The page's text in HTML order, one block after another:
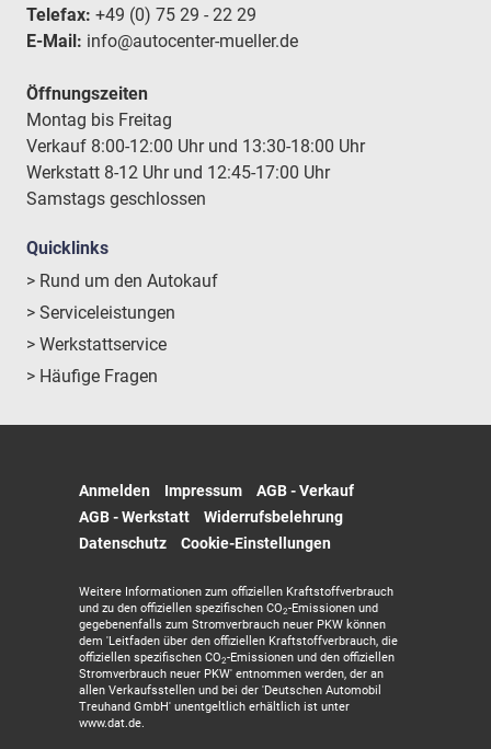
Telefax: +49 (0) 75 29 - 22 29
E-Mail: info@autocenter-mueller.de
Öffnungszeiten
Montag bis Freitag
Verkauf 8:00-12:00 Uhr und 13:30-18:00 Uhr
Werkstatt 8-12 Uhr und 12:45-17:00 Uhr
Samstags geschlossen
Quicklinks
> Rund um den Autokauf
> Serviceleistungen
> Werkstattservice
> Häufige Fragen
Anmelden Impressum
AGB - Verkauf
AGB - Werkstatt
Widerrufsbelehrung
Datenschutz
Cookie-Einstellungen
Weitere Informationen zum offiziellen Kraftstoffverbrauch
und zu den offiziellen spezifischen CO2-Emissionen und
gegebenenfalls zum Stromverbrauch neuer PKW können
dem 'Leitfaden über den offiziellen Kraftstoffverbrauch, die
offiziellen spezifischen CO2-Emissionen und den offiziellen
Stromverbrauch neuer PKW' entnommen werden, der an
allen Verkaufsstellen und bei der 'Deutschen Automobil
Treuhand GmbH' unentgeltlich erhältlich ist unter
www.dat.de.